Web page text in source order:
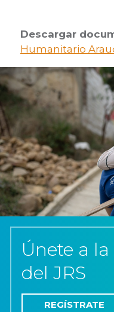
Descargar
Humanitario
Únete a
del JRS
REGÍSTRATE